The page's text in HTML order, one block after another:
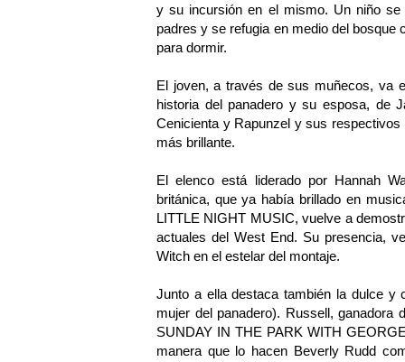
y su incursión en el mismo. Un niño
padres y se refugia en medio del
para dormir.
El joven, a través de sus muñecos, va
historia del panadero y su esposa, de
Cenicienta y Rapunzel y sus
más brillante.
El elenco está liderado por Hannah
británica, que ya había brillado en
LITTLE NIGHT MUSIC, vuelve a
actuales del West End. Su presencia,
Witch en el estelar del montaje.
Junto a ella destaca también la dulce y
mujer del panadero). Russell, ganadora
SUNDAY IN THE PARK WITH
manera que lo hacen Beverly Rudd